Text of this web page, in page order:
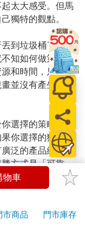
太大感受。但馬
獨特的觀點。
到垃圾桶了。很
知如何做策略規
和時間，只為完
並沒有產生決定
選擇的策略，也
你選擇的獲勝方
泛的產品線，就
方式是「可靠、
劣勢。因此，當你
一點究竟是你的
物車
市商品
門市庫存